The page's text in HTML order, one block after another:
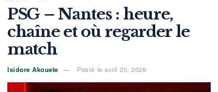
PSG – Nantes : heure,
chaîne et où regarder le
match
Isidore Akouete Posté le avril 20, 2026